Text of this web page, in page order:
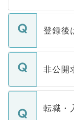
登録後
ご登録い
登録内
ます。通
いただ
非公開
マイナビ
うち約3
転職・